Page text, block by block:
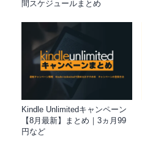
間スケジュールまとめ
Kindle Unlimitedキャンペーン
【8月最新】まとめ｜3ヵ月99
円など